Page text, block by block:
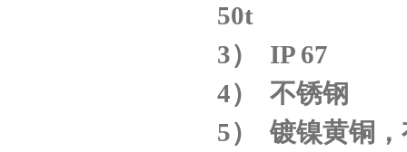
50t
3）
IP 67
4）
不锈钢
5）
镀镍黄铜